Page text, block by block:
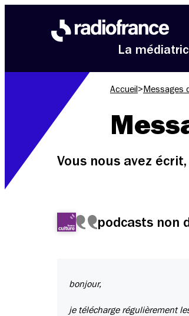
La
Accueil > Messages
Vous nous avez
podcasts non
bonjour,
je télécharge régulièrement